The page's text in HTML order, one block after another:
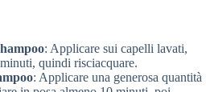
: Applicare sui capelli lavati,
quindi risciacquare.
: Applicare una generosa quantità